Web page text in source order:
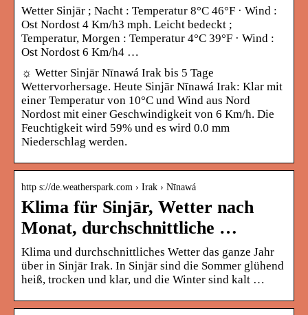
Wetter Sinjār ; Nacht : Temperatur 8°C 46°F · Wind :
Ost Nordost 4 Km/h3 mph. Leicht bedeckt ;
Temperatur, Morgen : Temperatur 4°C 39°F · Wind :
Ost Nordost 6 Km/h4 …
☼ Wetter Sinjār Nīnawá Irak bis 5 Tage
Wettervorhersage. Heute Sinjār Nīnawá Irak: Klar mit
einer Temperatur von 10°C und Wind aus Nord
Nordost mit einer Geschwindigkeit von 6 Km/h. Die
Feuchtigkeit wird 59% und es wird 0.0 mm
Niederschlag werden.
http s://de.weatherspark.com › Irak › Nīnawá
Klima für Sinjār, Wetter nach
Monat, durchschnittliche …
Klima und durchschnittliches Wetter das ganze Jahr
über in Sinjār Irak. In Sinjār sind die Sommer glühend
heiß, trocken und klar, und die Winter sind kalt …